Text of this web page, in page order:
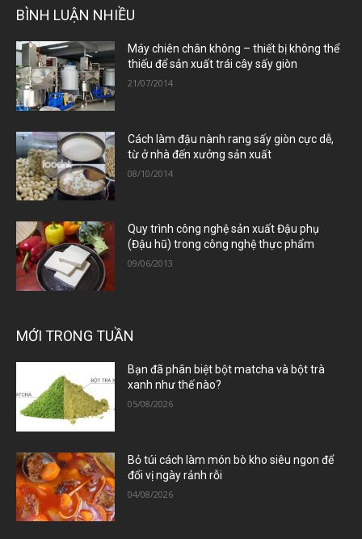
BÌNH LUẬN NHIỀU
Máy chiên chân không – thiết bị không thể
thiếu để sản xuất trái cây sấy giòn
21/07/2014
Cách làm đậu nành rang sấy giòn cực dễ,
từ ở nhà đến xưởng sản xuất
08/10/2014
Quy trình công nghệ sản xuất Đậu phụ
(Đậu hũ) trong công nghệ thực phẩm
09/06/2013
MỚI TRONG TUẦN
Bạn đã phân biệt bột matcha và bột trà
xanh như thế nào?
05/08/2026
Bỏ túi cách làm món bò kho siêu ngon để
đổi vị ngày rảnh rỗi
04/08/2026